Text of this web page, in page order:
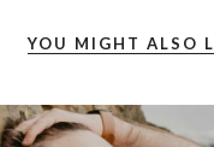
YOU MIGHT ALSO